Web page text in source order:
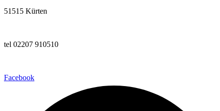
51515 Kürten
tel 02207 910510
Facebook